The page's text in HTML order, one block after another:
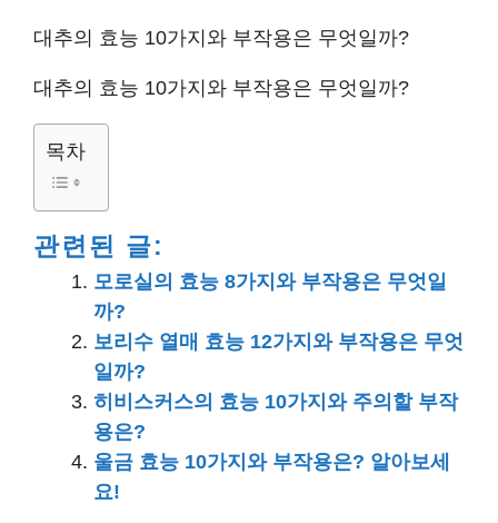
대추의 효능 10가지와 부작용은 무엇일까?
대추의 효능 10가지와 부작용은 무엇일까?
목차
관련된 글:
모로실의 효능 8가지와 부작용은 무엇일
까?
보리수 열매 효능 12가지와 부작용은 무엇
일까?
히비스커스의 효능 10가지와 주의할 부작
용은?
울금 효능 10가지와 부작용은? 알아보세
요!